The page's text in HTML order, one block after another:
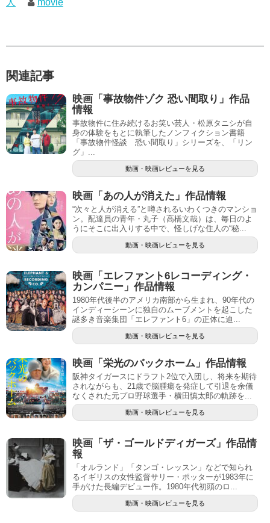
関連記事
映画「事故物件ゾク 恐い間取り」作品
情報
事故物件に住み続けるお笑い芸人・松原タニシが自
身の体験をもとに執筆したノンフィクション書籍
「事故物件怪談 恐い間取り」シリーズを、「リン
グ」...
動画・映画レビューを見る
映画「あの人が消えた」作品情報
“次々と人が消える”と噂されるいわくつきのマンショ
ン。配達員の青年・丸子（高橋文哉）は、毎日のよ
うにそこに出入りする中で、怪しげな住人の“秘...
動画・映画レビューを見る
映画「エレファント6レコーディング・
カンパニー」作品情報
1980年代後半のアメリカ南部から生まれ、90年代の
インディーシーンに独自のムーブメントを起こした
謎多き音楽集団「エレファント6」の正体に迫...
動画・映画レビューを見る
映画「栄光のバックホーム」作品情報
阪神タイガースにドラフト2位で入団し、将来を期待
されながらも、21歳で脳腫瘍を発症して引退を余儀
なくされた元プロ野球選手・横田慎太郎の軌跡を...
動画・映画レビューを見る
映画「ザ・ゴールドディガーズ」作品情
報
「オルランド」「タンゴ・レッスン」などで知られ
るイギリスの女性監督サリー・ポッターが1983年に
手がけた長編デビュー作。1980年代初頭のロ...
動画・映画レビューを見る